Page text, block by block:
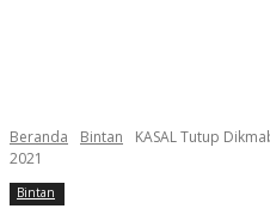
Beranda Bintan
KASAL Tutup
2021
Bintan